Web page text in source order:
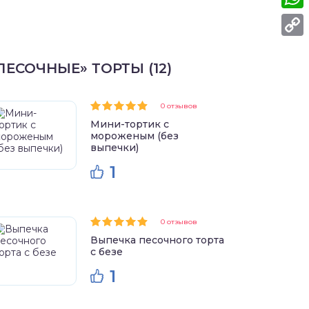
ТОРТЫ (12)
0 отзывов
Мини-тортик с
мороженым (без
выпечки)
1
0 отзывов
Выпечка песочного торта
с безе
1